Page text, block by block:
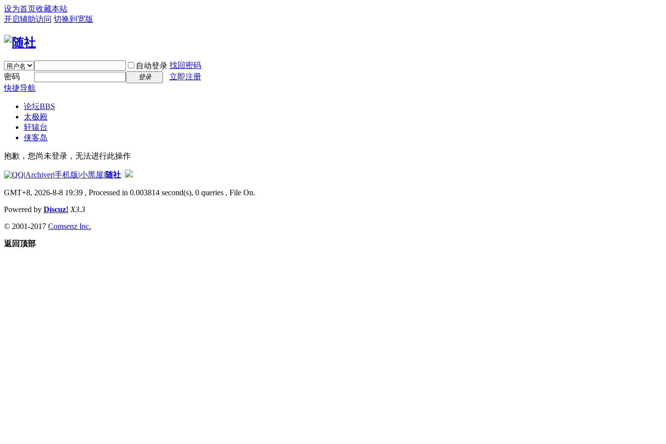
设为首页收藏本站
开启辅助访问 切换到宽版
自动登录 找回密码
密码
登录
立即注册
快捷导航
论坛BBS
太极殿
轩辕台
侠客岛
抱歉，您尚未登录，无法进行此操作
|Archiver|手机版|小黑屋|随社
GMT+8, 2026-8-8 19:39 , Processed in 0.003814 second(s), 0 queries , File On.
Powered by Discuz! X3.3
© 2001-2017 Comsenz Inc.
返回顶部